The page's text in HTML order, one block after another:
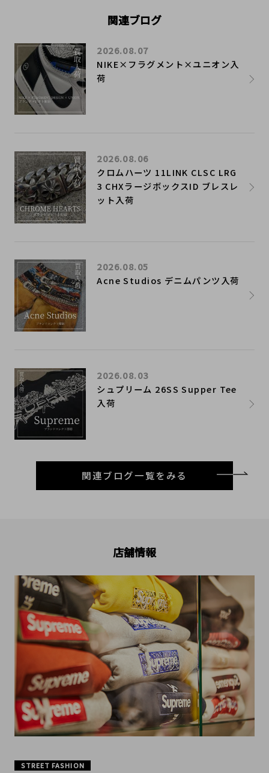
関連ブログ
NIKE×フラグメント×ユニオン入
荷
2026.08.07
クロムハーツ 11LINK CLSC LRG
3 CHXラージボックスID ブレスレ
ット入荷
2026.08.06
Acne Studios デニムパンツ入荷
2026.08.05
シュプリーム 26SS Supper Tee
入荷
2026.08.03
関連ブログ一覧をみる
店舗情報
STREET FASHION